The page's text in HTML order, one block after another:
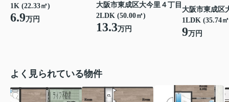
1K (22.33㎡)
6.9万円
大阪市東成区大今里４丁目
2LDK (50.00㎡)
13.3万円
大阪市東成区
1LDK (35.74
9万円
よく見られている物件